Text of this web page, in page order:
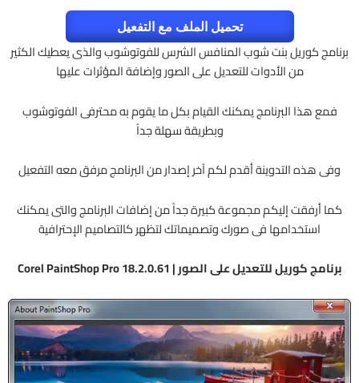
تحميل الملف مع التفعيل
برنامج كوريل بنت شوب المنافس الشرس للفوتوشوب والذى يعطيك الكثير
من الأدوات للتعديل على الصور وإضافة المؤثرات عليها
فمع هذا البرنامج يمكنك القيام بكل ما يقوم به محترفى الفوتوشوب
وبطريقة سهلة جداً
وفى هذه التدوينة أقدم لكم آخر إصدار من البرنامج مرفق معه التفعيل
كما أرفقت إليكم مجموعة كبيرة جداً من إضافات البرنامج والتى يمكنك
استخدامها فى صورك وتصميماتك لتظهر كالتصاميم الإحترافية
برنامج كوريل للتعديل على الصور | Corel PaintShop Pro 18.2.0.61